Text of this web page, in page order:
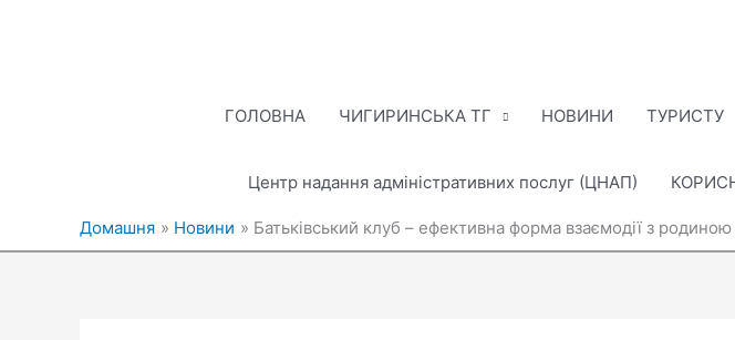
ГОЛОВНА ЧИГИРИНСЬКА ТГ НОВИНИ ТУРИСТУ
Центр надання адміністративних послуг (ЦНАП)
Домашня Новини Батьківський клуб – ефективна форма взаємодії з родиною